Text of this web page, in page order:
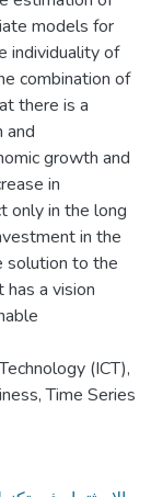
models for
individuality of
combination of
there is a
and
growth and
in
only in the long
in the
solution to the
a vision
(ICT),
Time Series